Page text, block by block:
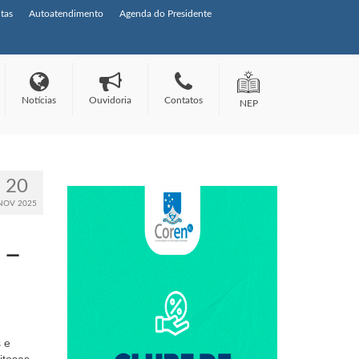
Autoatendimento Agenda do Presidente
Notícias Ouvidoria Contatos NEP
20
2025
e